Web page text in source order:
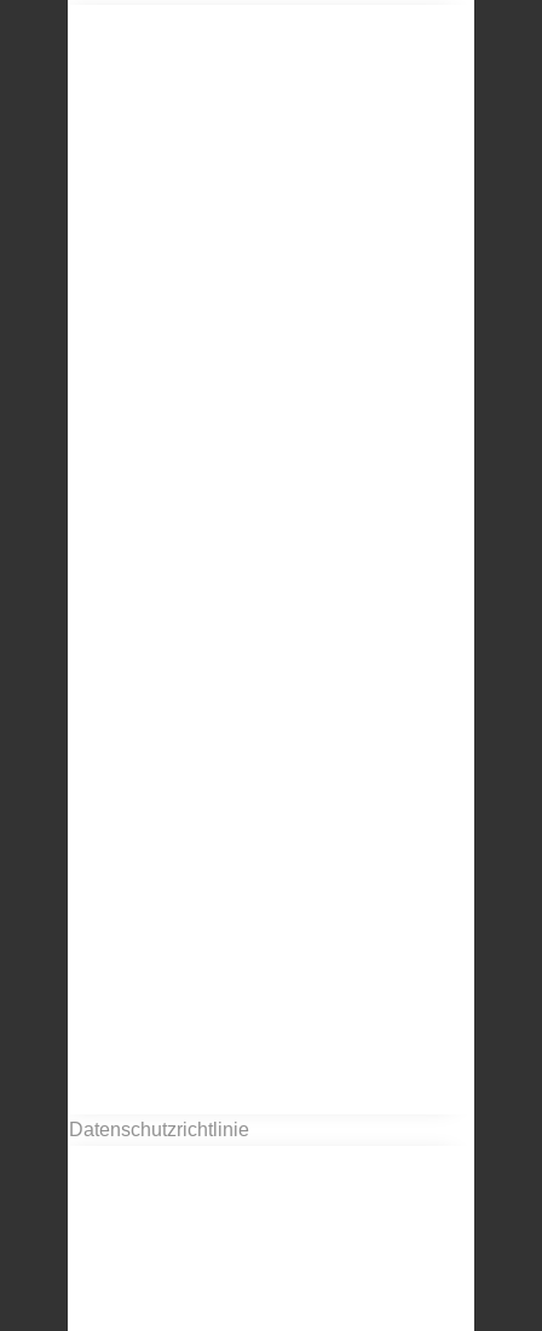
Datenschutzrichtlinie